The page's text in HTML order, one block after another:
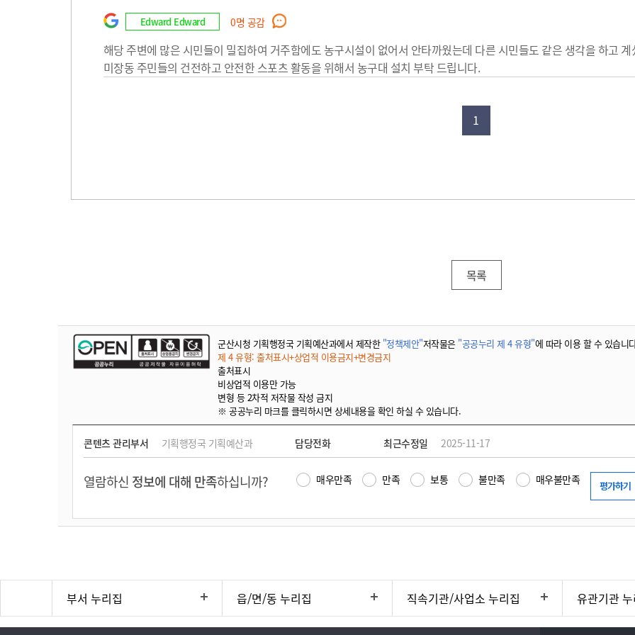
Edward Edward 0명 공감
해당 주변에 많은 시민들이 밀집하여 거주함에도 농구시설이 없어서 안타까웠는데 다른 시민들도 같은 생각을 하고 계
미장동 주민들의 건전하고 안전한 스포츠 활동을 위해서 농구대 설치 부탁 드립니다.
1
목록
군산시청 기획행정국 기획예산과에서 제작한 "정책제안"저작물은 "공공누리 제 4 유형"에 따라 이용 할 수 있습니
제 4 유형: 출처표시+상업적 이용금지+변경금지
출처표시
비상업적 이용만 가능
변형 등 2차적 저작물 작성 금지
※ 공공누리 마크를 클릭하시면 상세내용을 확인 하실 수 있습니다.
콘텐츠 관리부서 기획행정국 기획예산과 담당전화 최근수정일 2025-11-17
열람하신 정보에 대해 만족하십니까? 매우만족 만족 보통 불만족 매우불만족
부서 누리집 읍/면/동 누리집 직속기관/사업소 누리집 유관기관